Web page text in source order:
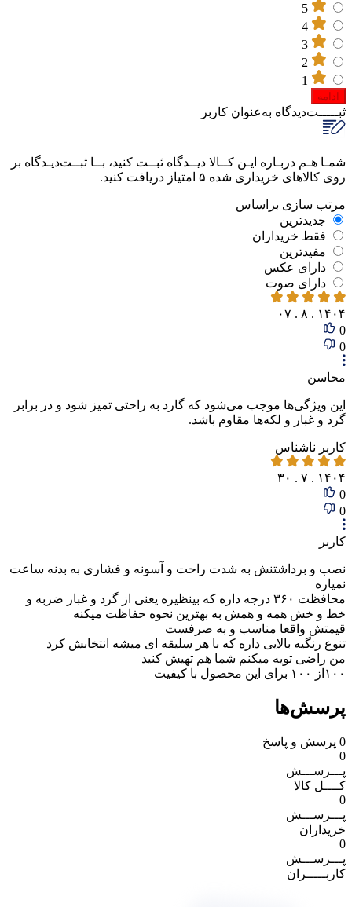
ادامه
ثبـــــت‌دیدگاه به‌عنوان کاربر
شمـا هـم دربـاره ایـن کــالا دیــدگاه ثبــت کنید، بــا ثبــت‌دیـدگاه بر
روی کالاهای خریداری شده ۵ امتیاز دریافت کنید.
مرتب‌ سازی‌ بر‌اساس
جدیدترین
فقط‌ خریداران‌
مفیدترین
دارای‌ عکس
دارای‌ صوت
۱۴۰۴ . ۸ . ۰۷
0
0
محاسن
این ویژگی‌ها موجب می‌شود که گارد به راحتی تمیز شود و در برابر
گرد و غبار و لکه‌ها مقاوم باشد.
کاربر ناشناس
۱۴۰۴ . ۷ . ۳۰
0
0
کاربر
نصب و برداشتنش به شدت راحت و آسونه و فشاری به بدنه ساعت
نمیاره
محافظت ۳۶۰ درجه داره که بینظیره یعنی از گرد و غبار ضربه و
خط و خش همه و همش به بهترین نحوه حفاظت میکنه
قیمتش واقعا مناسب و به صرفست
تنوع رنگیه بالایی داره که با هر سلیقه ای میشه انتخابش کرد
من راضی تویه میکنم شما هم تهیش کنید
۱۰۰از ۱۰۰ برای این محصول با کیفیت
پرسش‌ها
0 پرسش و پاسخ
0
پـــرســـش
کــــل کالا
0
پـــرســـش
خریداران
0
پـــرســـش
کاربـــــران